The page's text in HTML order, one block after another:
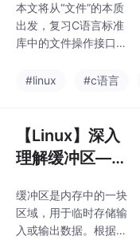
调用初识
本文将从“文件”的本质
出发，复习C语言标准
库中的文件操作接口，
为后续深入理解文件描
回顾了C语言中的文件
操作接口，并引出文件
的基本概念和系统调用
组合多个标志，可以在
一个整型参数中传递多
个选项，这是Linux系统
#linux #c语言
【Linux】深入
理解缓冲区——
态，FILE结构体
揭秘
缓冲区是内存中的一块
区域，用于临时存储输
入或输出数据。根据方